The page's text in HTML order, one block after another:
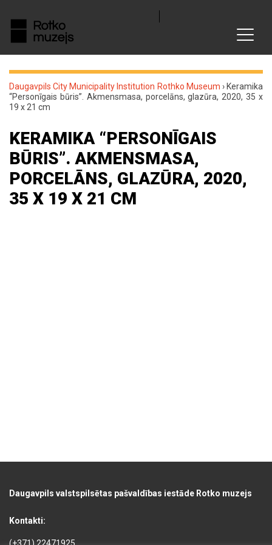
Daugavpils City Municipality Institution Rothko Museum › Keramika
“Personīgais būris”. Akmensmasa, porcelāns, glazūra, 2020, 35 x
19 x 21 cm
KERAMIKA “PERSONĪGAIS
BŪRIS”. AKMENSMASA,
PORCELĀNS, GLAZŪRA, 2020,
35 X 19 X 21 CM
Daugavpils valstspilsētas pašvaldības iestāde Rotko muzejs
Kontakti: